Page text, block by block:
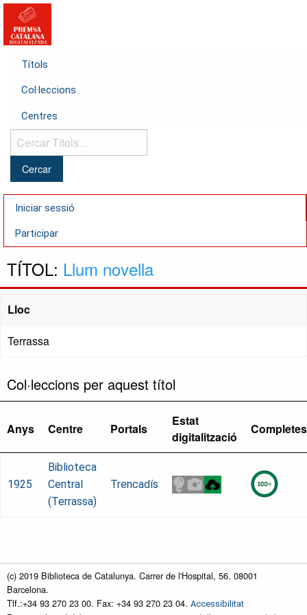
Títols
Col·leccions
Centres
Cercar
Títols...
Iniciar sessió
Participar
TÍTOL: Llum novella
Lloc
Terrassa
Col·leccions per aquest títol
Anys Centre Portals
Estat
digitalització
1925
Biblioteca
Central
(Terrassa)
Trencadís
(c) 2019 Biblioteca de Catalunya. Carrer de l'Hospital, 56. 08001
Barcelona.
Tlf.:+34 93 270 23 00. Fax: +34 93 270 23 04. Accessibilitat